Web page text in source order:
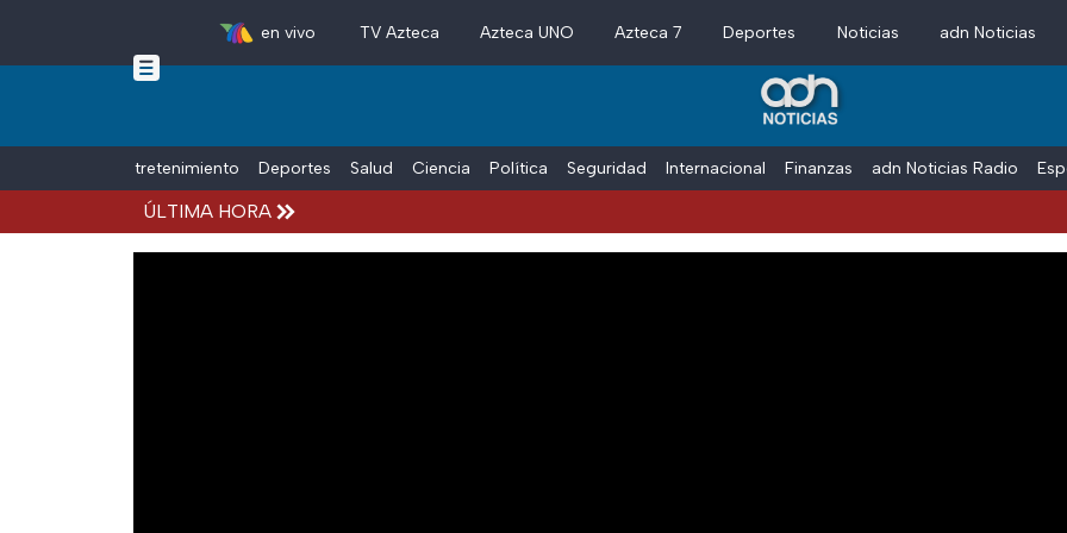
Skip to main content
en vivo TV Azteca Azteca UNO Azteca 7 Deportes Noticias adn Noticias
Entretenimiento Deportes Salud Ciencia Política Seguridad Internacional Finanzas adn Noticias Radio
ÚLTIMA HORA